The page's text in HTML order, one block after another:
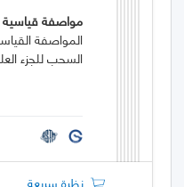
مواصفة قياسية
المواصفة
السحب للجزء
نظرة سريعة